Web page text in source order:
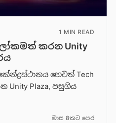
1 MIN READ
කරන Unity
හෙවත් Tech
Unity Plaza, පසුගිය
මාස 8කට පෙර